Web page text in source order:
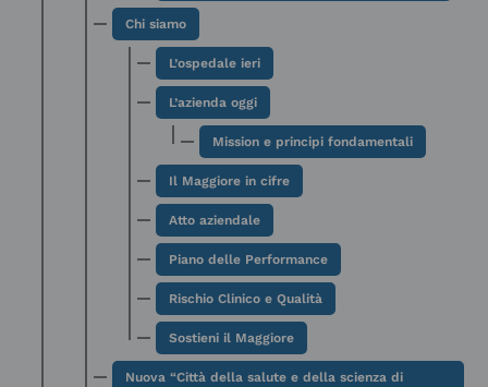
Chi siamo
L’ospedale ieri
L’azienda oggi
Mission e principi fondamentali
Il Maggiore in cifre
Atto aziendale
Piano delle Performance
Rischio Clinico e Qualità
Sostieni il Maggiore
Nuova “Città della salute e della scienza di